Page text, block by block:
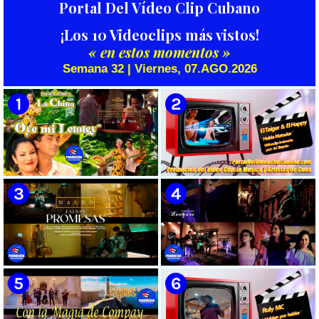
Portal Del Vídeo Clip Cubano
¡Los 10 Videoclips más vistos!
« en estos momentos »
Semana 32 | Viernes, 07.AGO.2026
🟡 Susel Gómez (La China) ||
¨Oye Mi Leloley¨ || Director:
Onelio Jesús Larralde González
|| Música popular bailable
cubana || Videoclip || CUBA
🟡 El Taiger & El Happy ||
¨Habla Matador¨ || Videoclip
Animado || Director: Arí Bayolo
|| Música Urbana Cubana ||
CUBA